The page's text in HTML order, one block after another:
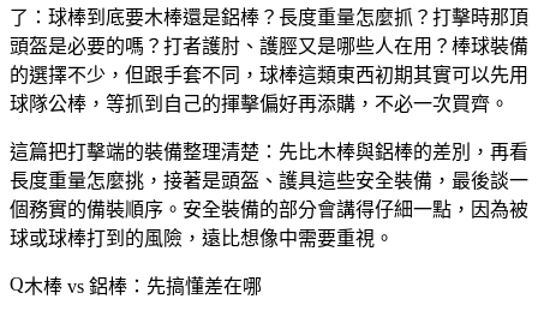
了：球棒到底要木棒還是鋁棒？長度重量怎麼抓？打擊時那頂
頭盔是必要的嗎？打者護肘、護脛又是哪些人在用？棒球裝備
的選擇不少，但跟手套不同，球棒這類東西初期其實可以先用
球隊公棒，等抓到自己的揮擊偏好再添購，不必一次買齊。
這篇把打擊端的裝備整理清楚：先比木棒與鋁棒的差別，再看
長度重量怎麼挑，接著是頭盔、護具這些安全裝備，最後談一
個務實的備裝順序。安全裝備的部分會講得仔細一點，因為被
球或球棒打到的風險，遠比想像中需要重視。
木棒 vs 鋁棒：先搞懂差在哪